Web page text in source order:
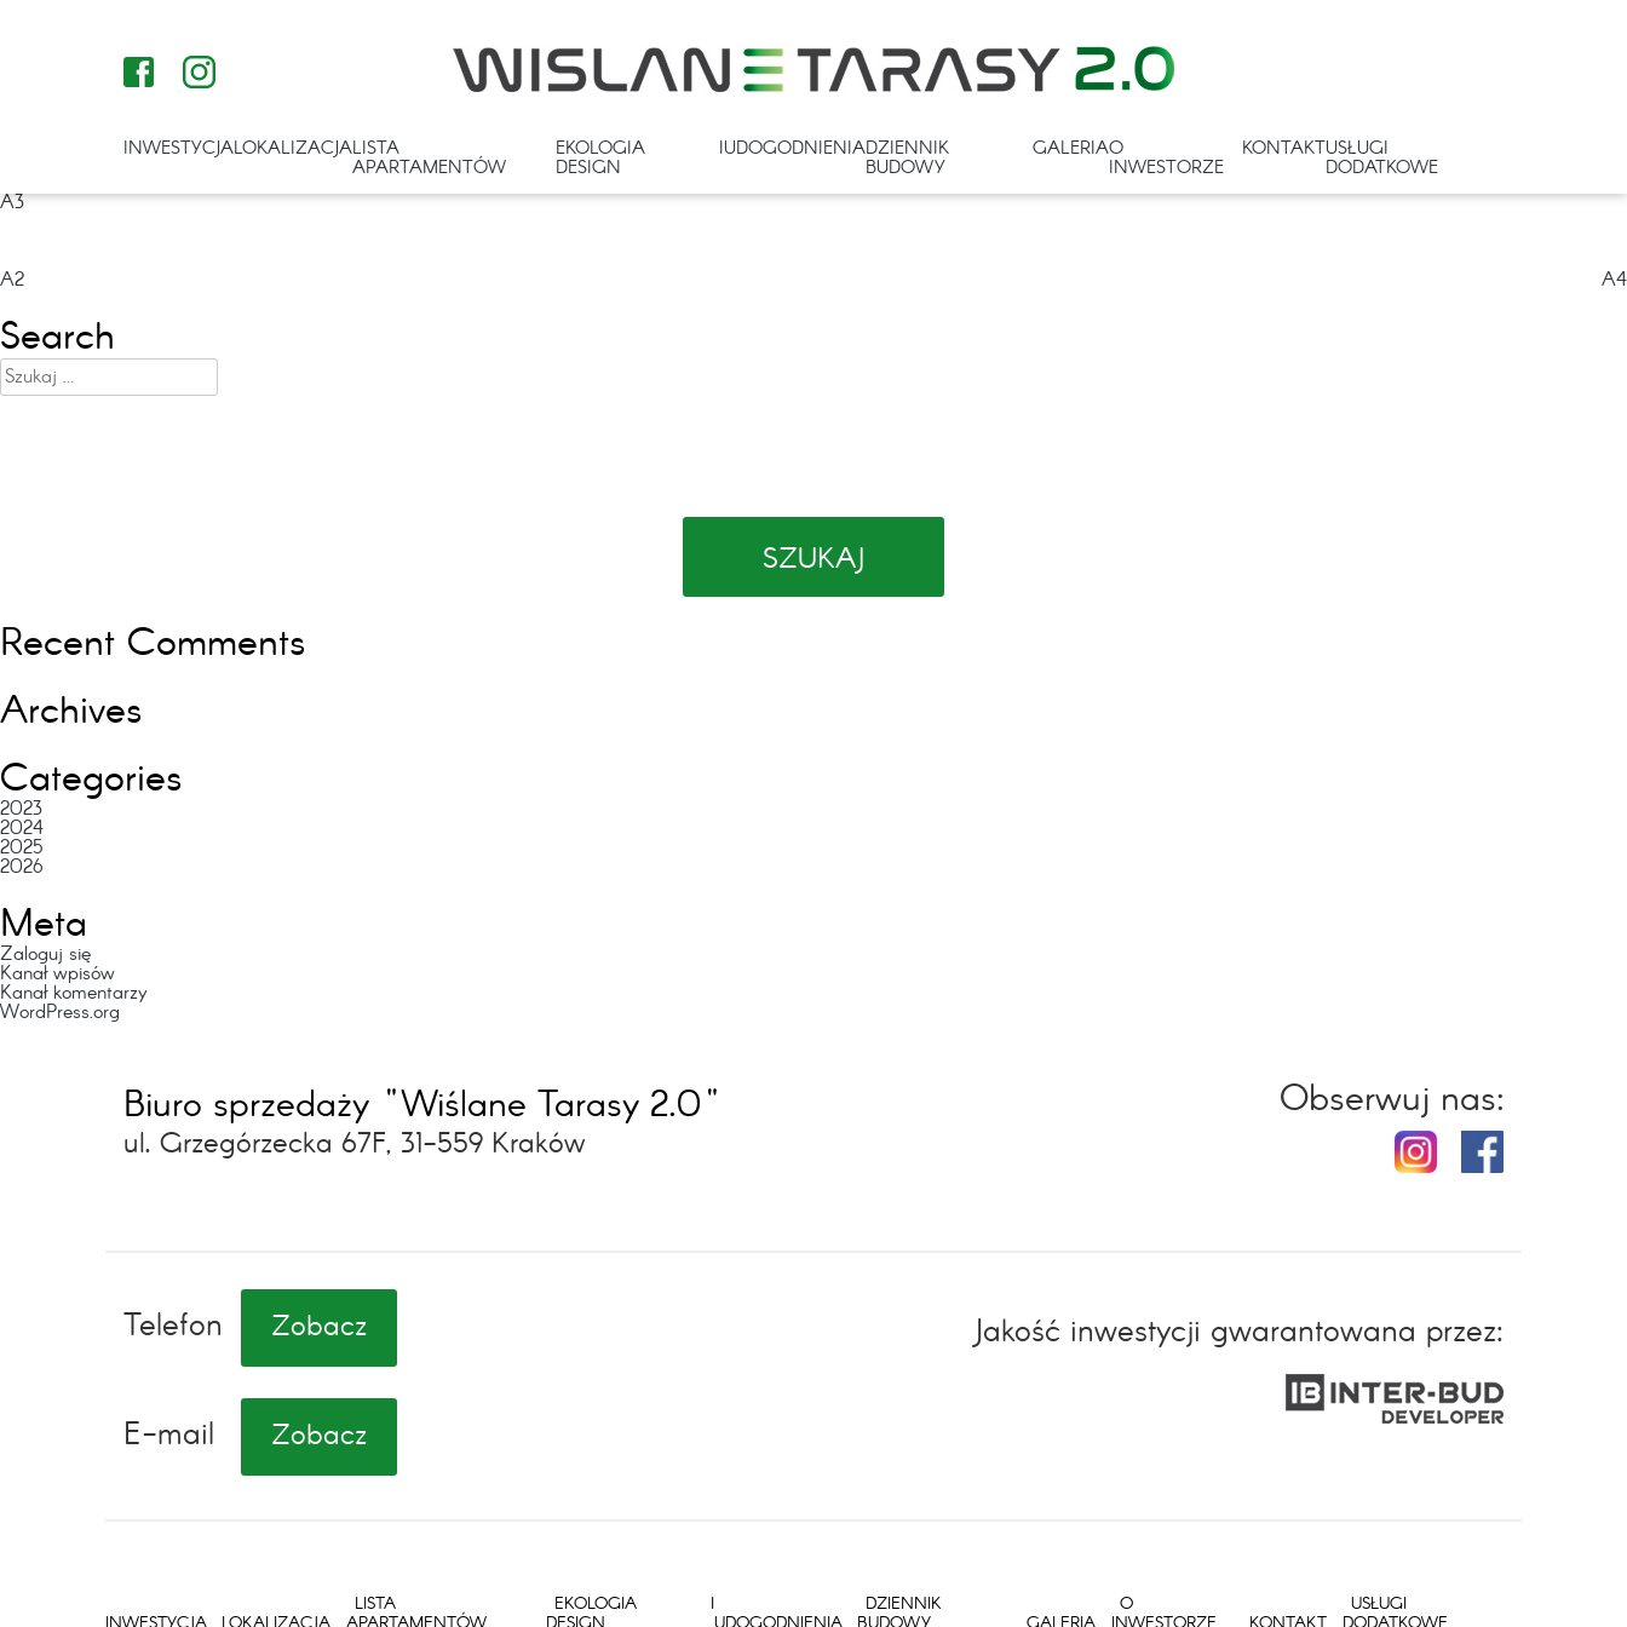
INWESTYCJALOKALIZACJALISTA
APARTAMENTÓW
EKOLOGIA I
DESIGN
UDOGODNIENIADZIENNIK
BUDOWY
GALERIAO
INWESTORZE
KONTAKTUSŁUGI
DODATKOWE
A3
Nawigacja
wpisu
A2 A4
Search
Szukaj:
Recent Comments
Archives
Categories
2023
2024
2025
2026
Meta
Zaloguj się
Kanał wpisów
Kanał komentarzy
WordPress.org
Biuro sprzedaży "Wiślane Tarasy 2.0"
ul. Grzegórzecka 67F, 31-559 Kraków
Obserwuj nas:
Telefon Zobacz
E-mail Zobacz
Jakość inwestycji gwarantowana przez:
LISTA
EKOLOGIA I
DZIENNIK
O
USŁUGI